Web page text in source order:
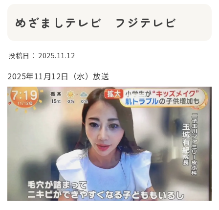
めざましテレビ フジテレビ
投稿日： 2025.11.12
2025年11月12日（水）放送